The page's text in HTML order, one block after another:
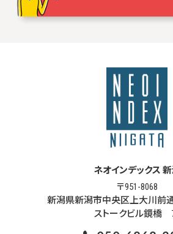
ネオインデックス
〒951-8068
新潟県新潟市中央区上大川前
ストークビル鏡橋